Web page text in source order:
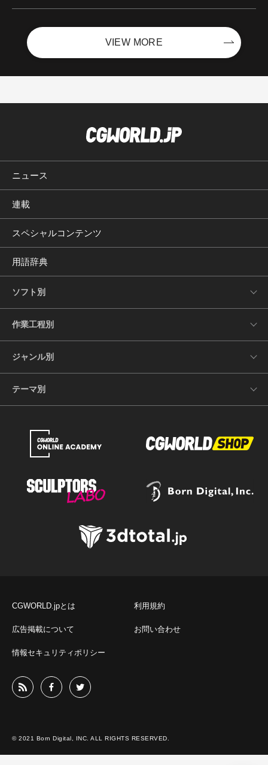
VIEW MORE
ニュース
連載
スペシャルコンテンツ
用語辞典
ソフト別
作業工程別
ジャンル別
テーマ別
CGWORLD.jpとは 利用規約
広告掲載について お問い合わせ
情報セキュリティポリシー
© 2021 Born Digital, INC. ALL RIGHTS RESERVED.